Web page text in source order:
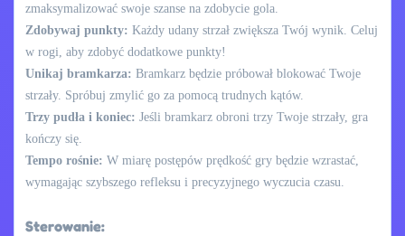
zmaksymalizować swoje szanse na zdobycie gola.
Zdobywaj punkty: Każdy udany strzał zwiększa Twój wynik. Celuj
w rogi, aby zdobyć dodatkowe punkty!
Unikaj bramkarza: Bramkarz będzie próbował blokować Twoje
strzały. Spróbuj zmylić go za pomocą trudnych kątów.
Trzy pudła i koniec: Jeśli bramkarz obroni trzy Twoje strzały, gra
kończy się.
Tempo rośnie: W miarę postępów prędkość gry będzie wzrastać,
wymagając szybszego refleksu i precyzyjnego wyczucia czasu.
Sterowanie: